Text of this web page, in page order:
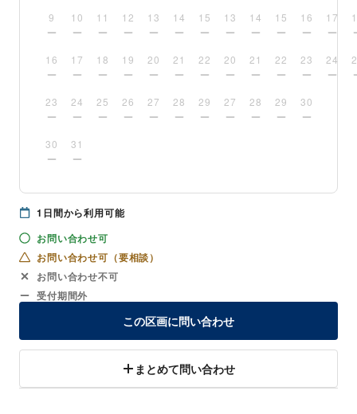
9 10 11 12 13 14 15
16 17 18 19 20 21 22
23 24 25 26 27 28 29
30 31
13 14 15 16 17
20 21 22 23 24
27 28 29 30
1 日間から利用可能
お問い合わせ可
お問い合わせ可（要相談）
お問い合わせ不可
受付期間外
この区画に問い合わせ
まとめて問い合わせ